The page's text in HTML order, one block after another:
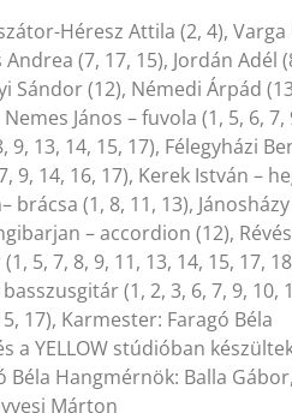
Héresz Attila (2, 4), Varga
(7, 17, 15), Jordán Adél
Sándor (12), Némedi Árpád
János – fuvola (1, 5, 6, 7,
9, 13, 14, 15, 17), Félegyházi
14, 16, 17), Kerek István –
brácsa (1, 8, 11, 13),
– accordion (12),
5, 7, 8, 9, 11, 13, 14, 15, 17,
(1, 2, 3, 6, 7, 9, 10,
17), Karmester: Faragó Béla
a YELLOW stúdióban
Hangmérnök: Balla
Márton